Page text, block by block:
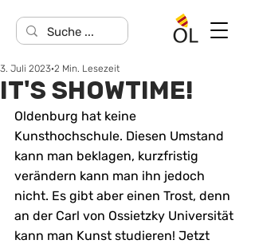
IT'S SHOWTIME!
3. Juli 2023 2 Min. Lesezeit
Oldenburg hat keine
Kunsthochschule. Diesen Umstand
kann man beklagen, kurzfristig
verändern kann man ihn jedoch
nicht. Es gibt aber einen Trost, denn
an der Carl von Ossietzky Universität
kann man Kunst studieren! Jetzt